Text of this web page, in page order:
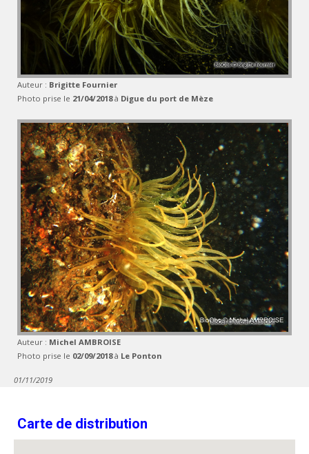
Auteur : Brigitte Fournier
Photo prise le 21/04/2018à Digue du port de Mèze
Auteur : Michel AMBROISE
Photo prise le 02/09/2018à Le Ponton
01/11/2019
Carte de distribution